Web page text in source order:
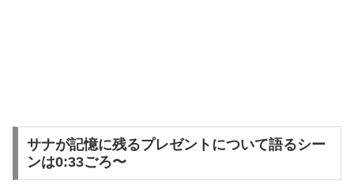
サナが記憶に残るプレゼントについて語るシー
ンは0:33ごろ〜